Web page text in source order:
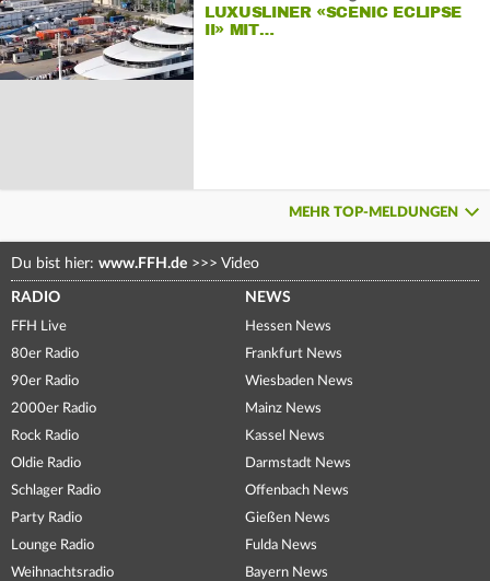
LUXUSLINER «SCENIC ECLIPSE
II» MIT…
MEHR TOP-MELDUNGEN
Du bist hier: www.FFH.de >>> Video
RADIO
FFH Live
80er Radio
90er Radio
2000er Radio
Rock Radio
Oldie Radio
Schlager Radio
Party Radio
Lounge Radio
Weihnachtsradio
NEWS
Hessen News
Frankfurt News
Wiesbaden News
Mainz News
Kassel News
Darmstadt News
Offenbach News
Gießen News
Fulda News
Bayern News